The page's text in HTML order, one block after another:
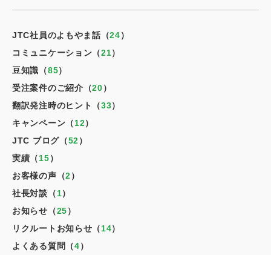
JTC社員のよもやま話（24）
コミュニケーション（21）
豆知識（85）
受注案件のご紹介（20）
翻訳発注時のヒント（33）
キャンペーン（12）
JTC ブログ（52）
実績（15）
お客様の声（2）
社長対談（1）
お知らせ（25）
リクルートお知らせ（14）
よくある質問（4）